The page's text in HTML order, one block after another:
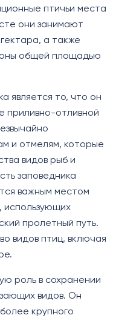
птичьи места
они занимают
а также
общей площадью
является то, что он
приливно-отливной
и отмелям, которые
видов рыб и
заповедника
важным местом
использующих
пролетный путь.
видов птиц, включая
роль в сохранении
видов. Он
крупного